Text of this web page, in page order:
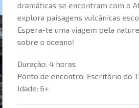
dramáticas se encontram com o
explora paisagens vulcânicas
Espera-te uma viagem pela
sobre o oceano!
Duração: 4 horas
Ponto de encontro: Escritório do
Idade: 6+